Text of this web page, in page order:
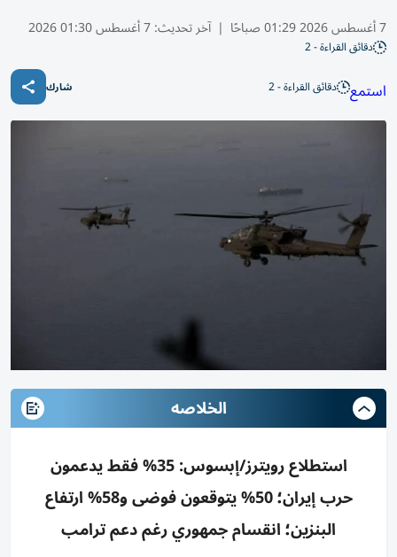
7 أغسطس 2026 01:29 صباحًا | آخر تحديث:7 أغسطس 01:30 2026
دقائق القراءة - 2
استمع دقائق القراءة - 2 شارك
الخلاصه
استطلاع رويترز/إبسوس: 35% فقط يدعمون
حرب إيران؛ 50% يتوقعون فوضى و58% ارتفاع
البنزين؛ انقسام جمهوري رغم دعم ترامب